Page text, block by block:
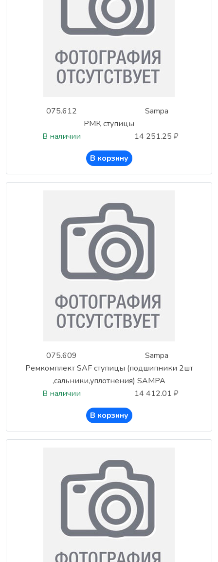
075.612
Sampa
РМК ступицы
В наличии
14 251.25 ₽
В корзину
075.609
Sampa
Ремкомплект SAF ступицы (подшипники 2шт
,сальники,уплотнения) SAMPA
В наличии
14 412.01 ₽
В корзину